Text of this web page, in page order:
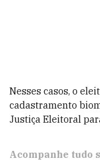
Nesses casos, o
cadastramento
Justiça Eleitoral
Acompanhe tudo